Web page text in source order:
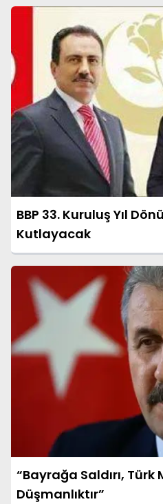
BBP 33. Kuruluş Yıl
Kutlayacak
“Bayrağa Saldırı, Türk
Düşmanlıktır”